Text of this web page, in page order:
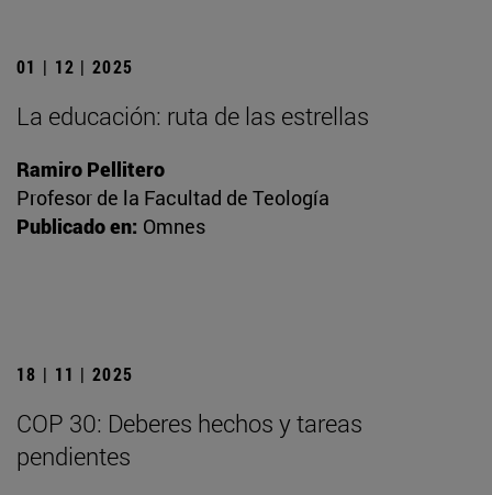
01 | 12 | 2025
La educación: ruta de las estrellas
Ramiro Pellitero
Profesor de la Facultad de Teología
Publicado en: Omnes
18 | 11 | 2025
COP 30: Deberes hechos y tareas
pendientes